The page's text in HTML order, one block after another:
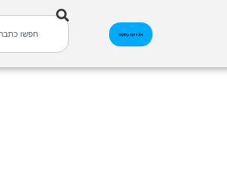
אינדקס עסקים